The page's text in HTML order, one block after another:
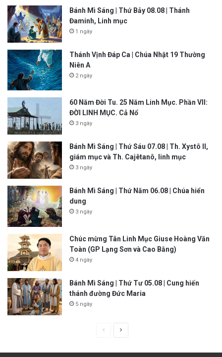
Bánh Mì Sáng | Thứ Bảy 08.08 | Thánh
Đaminh, Linh mục
1 ngày
Thánh Vịnh Đáp Ca | Chúa Nhật 19 Thường
Niên A
2 ngày
60 Năm Đời Tu. 25 Năm Linh Mục. Phần VII:
ĐỜI LINH MỤC. Cả Nổ
3 ngày
Bánh Mì Sáng | Thứ Sáu 07.08 | Th. Xystô II,
giám mục và Th. Cajêtanô, linh mục
3 ngày
Bánh Mì Sáng | Thứ Năm 06.08 | Chúa hiển
dung
3 ngày
Chúc mừng Tân Linh Mục Giuse Hoàng Văn
Toàn (GP Lạng Sơn và Cao Bằng)
4 ngày
Bánh Mì Sáng | Thứ Tư 05.08 | Cung hiến
thánh đường Đức Maria
5 ngày